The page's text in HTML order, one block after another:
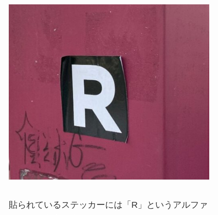
貼られているステッカーには「R」というアルファ